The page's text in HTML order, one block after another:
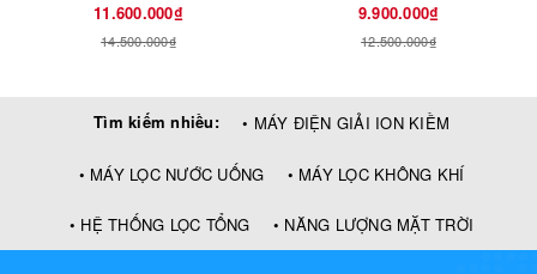
Lợi ích của công nghệ Nanoe
11.600.000₫
14.500.000₫
9.900.000₫
12.500.000₫
Tìm kiếm nhiều: • MÁY ĐIỆN GIẢI ION KIỀM
• MÁY LỌC NƯỚC UỐNG • MÁY LỌC KHÔNG KHÍ
• HỆ THỐNG LỌC TỔNG • NĂNG LƯỢNG MẶT TRỜI